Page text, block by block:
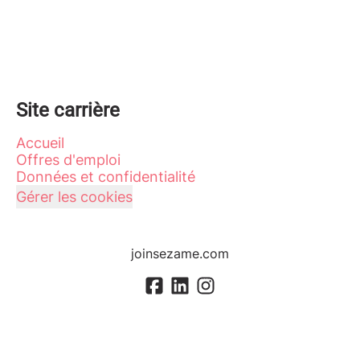
Site carrière
Accueil
Offres d'emploi
Données et confidentialité
Gérer les cookies
joinsezame.com